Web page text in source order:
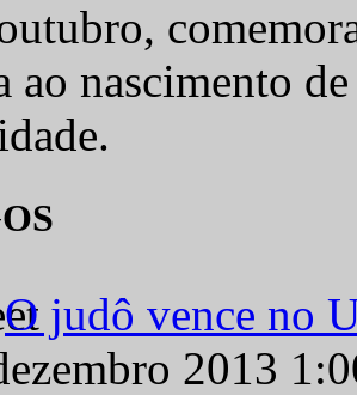
ao nascimento
O judô vence no
2013